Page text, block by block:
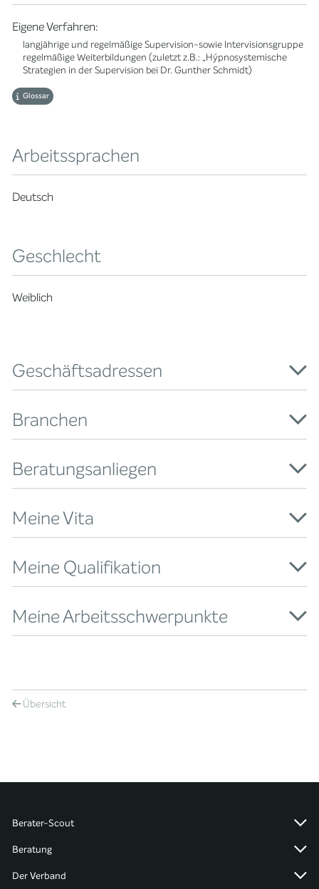
Eigene Verfahren:
langjährige und regelmäßige Supervision-sowie Intervisionsgruppe
regelmäßige Weiterbildungen (zuletzt z.B.: „Hýpnosystemische
Strategien in der Supervision bei Dr. Gunther Schmidt)
Glossar
Arbeitssprachen
Deutsch
Geschlecht
Weiblich
Geschäftsadressen
Branchen
Beratungsanliegen
Meine Vita
Meine Qualifikation
Meine Arbeitsschwerpunkte
Übersicht
Berater-Scout
Beratung
Der Verband